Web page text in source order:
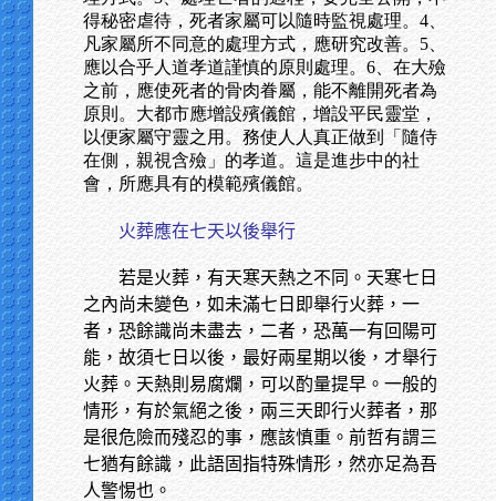
得秘密虐待，死者家屬可以隨時監視處理。4、
凡家屬所不同意的處理方式，應研究改善。5、
應以合乎人道孝道謹慎的原則處理。6、在大殮
之前，應使死者的骨肉眷屬，能不離開死者為
原則。大都市應增設殯儀館，增設平民靈堂，
以便家屬守靈之用。務使人人真正做到「隨侍
在側，親視含殮」的孝道。這是進步中的社
會，所應具有的模範殯儀館。
火葬應在七天以後舉行
若是火葬，有天寒天熱之不同。天寒七日
之內尚未變色，如未滿七日即舉行火葬，一
者，恐餘識尚未盡去，二者，恐萬一有回陽可
能，故須七日以後，最好兩星期以後，才舉行
火葬。天熱則易腐爛，可以酌量提早。一般的
情形，有於氣絕之後，兩三天即行火葬者，那
是很危險而殘忍的事，應該慎重。前哲有謂三
七猶有餘識，此語固指特殊情形，然亦足為吾
人警惕也。